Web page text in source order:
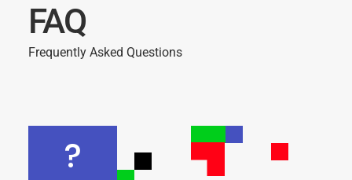
FAQ
Frequently Asked Questions
?